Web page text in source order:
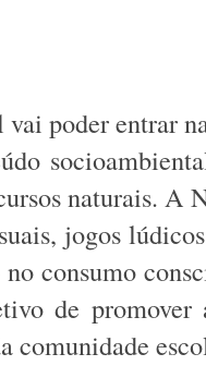
poder entrar
naturais. A
jogos
consumo
de promover
comunidade